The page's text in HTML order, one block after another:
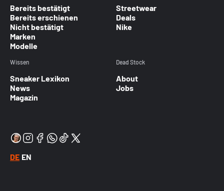
Bereits bestätigt
Bereits erschienen
Nicht bestätigt
Marken
Modelle
Streetwear
Deals
Nike
Wissen
Sneaker Lexikon
News
Magazin
Dead Stock
About
Jobs
DE EN